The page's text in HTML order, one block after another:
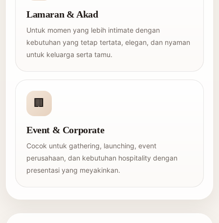
Lamaran & Akad
Untuk momen yang lebih intimate dengan
kebutuhan yang tetap tertata, elegan, dan nyaman
untuk keluarga serta tamu.
🏢
Event & Corporate
Cocok untuk gathering, launching, event
perusahaan, dan kebutuhan hospitality dengan
presentasi yang meyakinkan.